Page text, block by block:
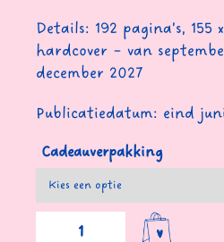
Details: 192 pagina’s, 155
hardcover – van
december 2027
Publicatiedatum: eind
Cadeauverpakking